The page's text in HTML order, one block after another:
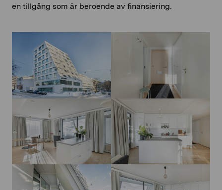
en tillgång som är beroende av finansiering.